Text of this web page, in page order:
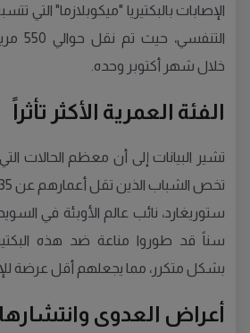
الإصابات بالبكتيريا "ميكوبلازما" التي
خلال شهر أكتوبر وحده.
الفئة العمرية الأكثر تأثراً
تشير البيانات إلى أن معظم الحالات
ستوريغارد، نائب عالم الأوبئة في
سناً قد طوروا مناعة ضد هذه
بشكل متكرر، مما يجعلهم أقل عرضة
أعراض العدوى وانتشارها